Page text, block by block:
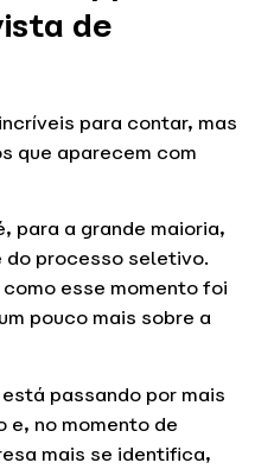
de
para contar, mas
que aparecem com
para a grande maioria,
processo seletivo.
esse momento foi
pouco mais sobre a
passando por mais
e, no momento de
mais se identifica,